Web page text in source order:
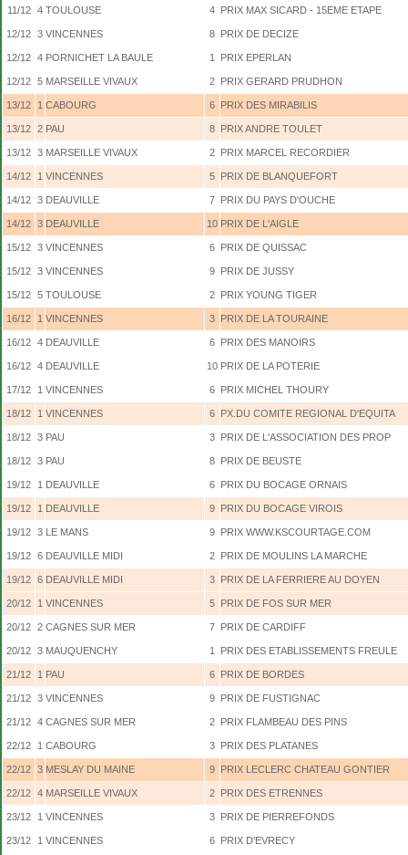
11/12 4 TOULOUSE 4 PRIX MAX SICARD - 15EME ETAPE
12/12 3 VINCENNES 8 PRIX DE DECIZE
12/12 4 PORNICHET LA BAULE 1 PRIX EPERLAN
12/12 5 MARSEILLE VIVAUX 2 PRIX GERARD PRUDHON
13/12 1 CABOURG 6 PRIX DES MIRABILIS
13/12 2 PAU 8 PRIX ANDRE TOULET
13/12 3 MARSEILLE VIVAUX 2 PRIX MARCEL RECORDIER
14/12 1 VINCENNES 5 PRIX DE BLANQUEFORT
14/12 3 DEAUVILLE 7 PRIX DU PAYS D'OUCHE
14/12 3 DEAUVILLE 10 PRIX DE L'AIGLE
15/12 3 VINCENNES 6 PRIX DE QUISSAC
15/12 3 VINCENNES 9 PRIX DE JUSSY
15/12 5 TOULOUSE 2 PRIX YOUNG TIGER
16/12 1 VINCENNES 3 PRIX DE LA TOURAINE
16/12 4 DEAUVILLE 6 PRIX DES MANOIRS
16/12 4 DEAUVILLE 10 PRIX DE LA POTERIE
17/12 1 VINCENNES 6 PRIX MICHEL THOURY
18/12 1 VINCENNES 6 PX.DU COMITE REGIONAL D'EQUITA
18/12 3 PAU 3 PRIX DE L'ASSOCIATION DES PROP
18/12 3 PAU 8 PRIX DE BEUSTE
19/12 1 DEAUVILLE 6 PRIX DU BOCAGE ORNAIS
19/12 1 DEAUVILLE 9 PRIX DU BOCAGE VIROIS
19/12 3 LE MANS 9 PRIX WWW.KSCOURTAGE.COM
19/12 6 DEAUVILLE MIDI 2 PRIX DE MOULINS LA MARCHE
19/12 6 DEAUVILLE MIDI 3 PRIX DE LA FERRIERE AU DOYEN
20/12 1 VINCENNES 5 PRIX DE FOS SUR MER
20/12 2 CAGNES SUR MER 7 PRIX DE CARDIFF
20/12 3 MAUQUENCHY 1 PRIX DES ETABLISSEMENTS FREULE
21/12 1 PAU 6 PRIX DE BORDES
21/12 3 VINCENNES 9 PRIX DE FUSTIGNAC
21/12 4 CAGNES SUR MER 2 PRIX FLAMBEAU DES PINS
22/12 1 CABOURG 3 PRIX DES PLATANES
22/12 3 MESLAY DU MAINE 9 PRIX LECLERC CHATEAU GONTIER
22/12 4 MARSEILLE VIVAUX 2 PRIX DES ETRENNES
23/12 1 VINCENNES 3 PRIX DE PIERREFONDS
23/12 1 VINCENNES 6 PRIX D'EVRECY